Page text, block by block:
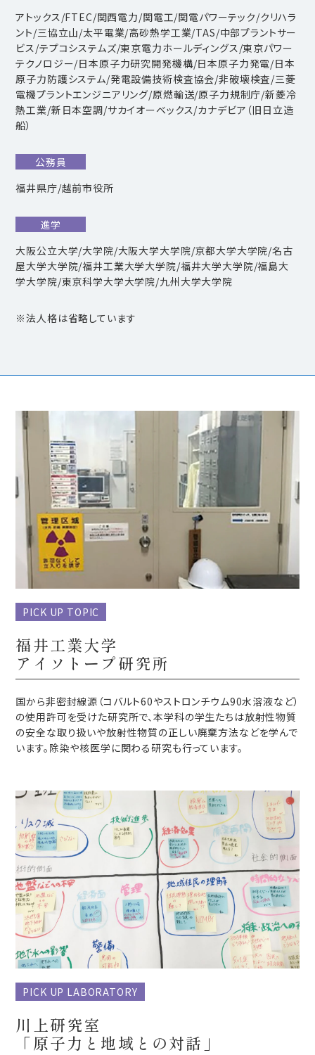
アトックス/FTEC/関西電力/関電工/関電パワーテック/クリハラ
ント/三協立山/太平電業/高砂熱学工業/TAS/中部プラントサー
ビス/テプコシステムズ/東京電力ホールディングス/東京パワー
テクノロジー/日本原子力研究開発機構/日本原子力発電/日本
原子力防護システム/発電設備技術検査協会/非破壊検査/三菱
電機プラントエンジニアリング/原燃輸送/原子力規制庁/新菱冷
熱工業/新日本空調/サカイオーベックス/カナデビア（旧日立造
船）
公務員
福井県庁/越前市役所
進学
大阪公立大学/大学院/大阪大学大学院/京都大学大学院/名古
屋大学大学院/福井工業大学大学院/福井大学大学院/福島大
学大学院/東京科学大学大学院/九州大学大学院
※法人格は省略しています
PICK UP TOPIC
福井工業大学
アイソトープ研究所
国から非密封線源（コバルト60やストロンチウム90水溶液など）
の使用許可を受けた研究所で、本学科の学生たちは放射性物質
の安全な取り扱いや放射性物質の正しい廃棄方法などを学んで
います。除染や核医学に関わる研究も行っています。
PICK UP LABORATORY
川上研究室
「原子力と地域との対話​」